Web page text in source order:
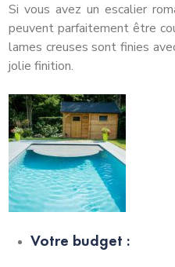
Si vous avez un escalier
peuvent parfaitement être
lames creuses sont finies
jolie finition.
Votre budget :